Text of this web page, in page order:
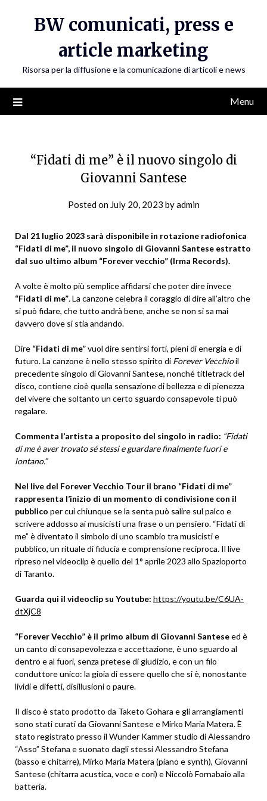
BW comunicati, press e
article marketing
Risorsa per la diffusione e la comunicazione di articoli e news
Menu
“Fidati di me” è il nuovo singolo di
Giovanni Santese
Posted on July 20, 2023 byadmin
Dal 21 luglio 2023 sarà disponibile in rotazione radiofonica
“Fidati di me”, il nuovo singolo di Giovanni Santese estratto
dal suo ultimo album “Forever vecchio” (Irma Records).
A volte è molto più semplice affidarsi che poter dire invece
“Fidati di me”.La canzone celebra il coraggio di dire all’altro che
si può fidare, che tutto andrà bene, anche se non si sa mai
davvero dove si stia andando.
Dire “Fidati di me”vuol dire sentirsi forti, pieni di energia e di
futuro. La canzone è nello stesso spirito di Forever Vecchioil
precedente singolo di Giovanni Santese, nonché titletrack del
disco, contiene cioè quella sensazione di bellezza e di pienezza
del vivere che soltanto un certo sguardo consapevole ti può
regalare.
Commenta l’artista a proposito del singolo in radio: “Fidati
di me è aver trovato sé stessi e guardare finalmente fuori e
lontano.”
Nel live del Forever Vecchio Tour il brano “Fidati di me”
rappresenta l’inizio di un momento di condivisione con il
pubblico per cui chiunque se la senta può salire sul palco e
scrivere addosso ai musicisti una frase o un pensiero. “Fidati di
me” è diventato il simbolo di uno scambio tra musicisti e
pubblico, un rituale di fiducia e comprensione reciproca. Il live
ripreso nel videoclip è quello del 1° aprile 2023 allo Spazioporto
di Taranto.
Guarda qui il videoclip su Youtube: https://youtu.be/C6UA-
dtXjC8
“Forever Vecchio” è il primo album di Giovanni Santeseed è
un canto di consapevolezza e accettazione, è uno sguardo al
dentro e al fuori, senza pretese di giudizio, e con un filo
conduttore unico: la gioia di essere quello che si è, nonostante
lividi e difetti, disillusioni o paure.
Il disco è stato prodotto da Taketo Gohara e gli arrangiamenti
sono stati curati da Giovanni Santese e Mirko Maria Matera. È
stato registrato presso il Wunder Kammer studio di Alessandro
“Asso” Stefana e suonato dagli stessi Alessandro Stefana
(basso e chitarre), Mirko Maria Matera (piano e synth), Giovanni
Santese (chitarra acustica, voce e cori) e Niccolò Fornabaio alla
batteria.